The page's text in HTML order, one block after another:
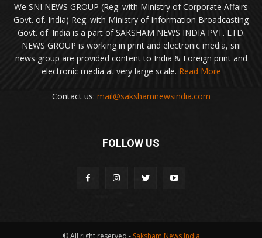
We SNI NEWS GROUP (Reg. with Ministry of Corporate Affairs
Govt. of. India) Reg. with Ministry of Information Broadcasting
Govt. of. India is a part of SAKSHAM NEWS INDIA PVT. LTD.
NEWS GROUP is working in print and electronic media, sni
news group are provided content to India & Foreign print and
electronic media at very large scale. Read More
Contact us: mail@sakshamnewsindia.com
FOLLOW US